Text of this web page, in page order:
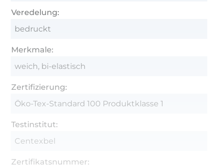
Veredelung:
bedruckt
Merkmale:
weich, bi-elastisch
Zertifizierung:
Öko-Tex-Standard 100 Produktklasse 1
Testinstitut:
Centexbel
Zertifikatsnummer: